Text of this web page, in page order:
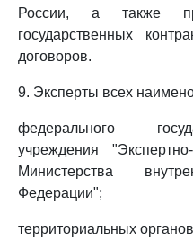
России, а также
государственных
договоров.
9. Эксперты всех
федерального
учреждения
Министерства
Федерации";
территориальных